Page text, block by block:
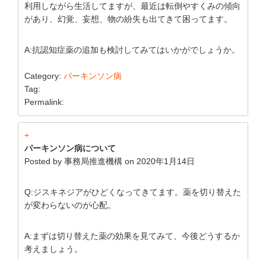
利用しながら生活してますが、最近は転倒やすくみの傾向
があり、幻覚、妄想、物の紛失も出てきて困ってます。
A:抗認知症薬の追加も検討してみてはいかがでしょうか。
Category: パーキンソン病
Tag:
Permalink:
+
パーキンソン病について
Posted by 事務局推進機構 on 2020年1月14日
Q:ジスキネジアがひどくなってきてます。薬を切り替えた
が変わらないのが心配。
A:まずは切り替えた薬の効果を見てみて、今後どうするか
考えましょう。